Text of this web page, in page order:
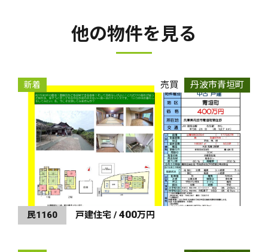
他の物件を見る
新着 売買 丹波市青垣町
民1160 戸建住宅 / 400万円